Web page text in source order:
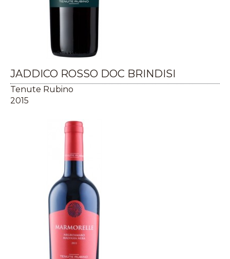
JADDICO ROSSO DOC BRINDISI
Tenute Rubino
2015